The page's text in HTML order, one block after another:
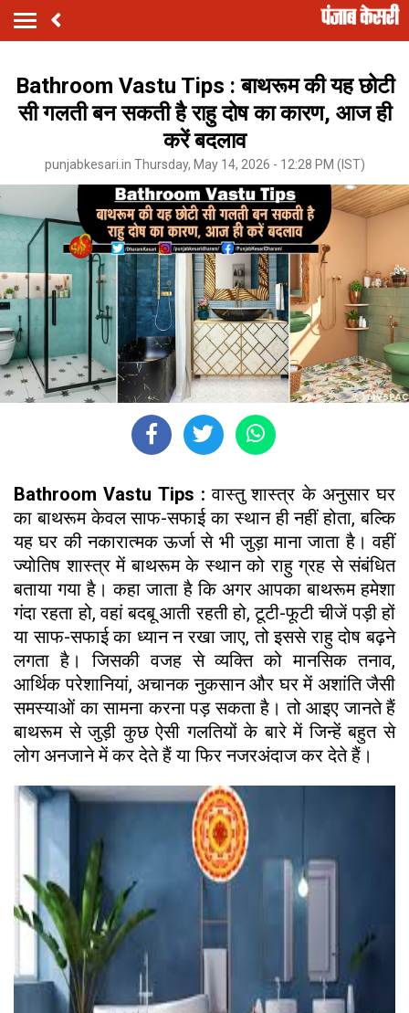
Bathroom Vastu Tips : बाथरूम की यह छोटी
सी गलती बन सकती है राहु दोष का कारण, आज ही
करें बदलाव
punjabkesari.in Thursday, May 14, 2026 - 12:28 PM (IST)
Bathroom Vastu Tips : वास्तु शास्त्र के अनुसार घर
का बाथरूम केवल साफ-सफाई का स्थान ही नहीं होता, बल्कि
यह घर की नकारात्मक ऊर्जा से भी जुड़ा माना जाता है। वहीं
ज्योतिष शास्त्र में बाथरूम के स्थान को राहु ग्रह से संबंधित
बताया गया है। कहा जाता है कि अगर आपका बाथरूम हमेशा
गंदा रहता हो, वहां बदबू आती रहती हो, टूटी-फूटी चीजें पड़ी हों
या साफ-सफाई का ध्यान न रखा जाए, तो इससे राहु दोष बढ़ने
लगता है। जिसकी वजह से व्यक्ति को मानसिक तनाव,
आर्थिक परेशानियां, अचानक नुकसान और घर में अशांति जैसी
समस्याओं का सामना करना पड़ सकता है। तो आइए जानते हैं
बाथरूम से जुड़ी कुछ ऐसी गलतियों के बारे में जिन्हें बहुत से
लोग अनजाने में कर देते हैं या फिर नजरअंदाज कर देते हैं।